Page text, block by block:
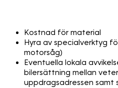
Kostnad för material
Hyra av specialverktyg
motorsåg)
Eventuella lokala
bilersättning mellan
uppdragsadressen samt